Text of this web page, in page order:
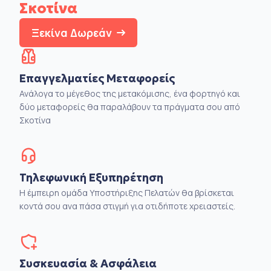
Σκοτίνα
Ξεκίνα Δωρεάν
Επαγγελματίες Μεταφορείς
Ανάλογα το μέγεθος της μετακόμισης, ένα φορτηγό και
δύο μεταφορείς θα παραλάβουν τα πράγματα σου από
Σκοτίνα
Τηλεφωνική Εξυπηρέτηση
Η έμπειρη ομάδα Υποστήριξης Πελατών θα βρίσκεται
κοντά σου ανα πάσα στιγμή για οτιδήποτε χρειαστείς.
Συσκευασία & Ασφάλεια